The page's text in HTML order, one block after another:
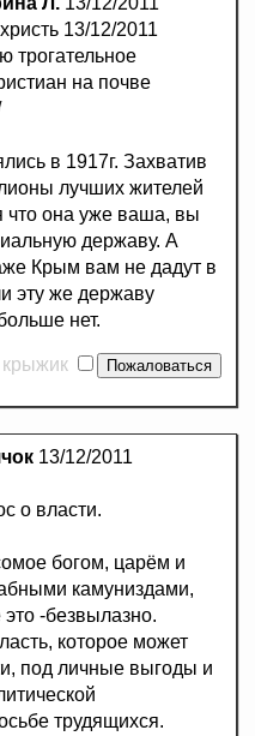
13/12/2011
трогательное
на почве
в 1917г. Захватив
лучших жителей
что она уже ваша, вы
державу. А
Крым вам не дадут в
эту же державу
нет.
крыжик
13/12/2011
о власти.
богом, царём и
камуниздами,
-безвылазно.
которое может
под личные выгоды и
трудящихся.